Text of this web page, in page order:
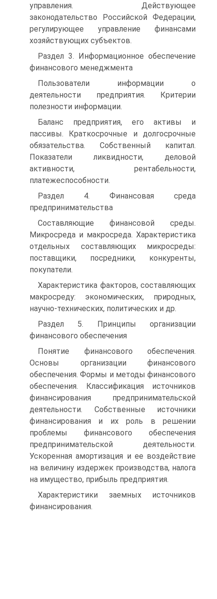
управления. Действующее
законодательство Российской Федерации,
регулирующее управление финансами
хозяйствующих субъектов.
Раздел 3. Информационное обеспечение
финансового менеджмента
Пользователи информации о
деятельности предприятия. Критерии
полезности информации.
Баланс предприятия, его активы и
пассивы. Краткосрочные и долгосрочные
обязательства. Собственный капитал.
Показатели ликвидности, деловой
активности, рентабельности,
платежеспособности.
Раздел 4. Финансовая среда
предпринимательства
Составляющие финансовой среды.
Микросреда и макросреда. Характеристика
отдельных составляющих микросреды:
поставщики, посредники, конкуренты,
покупатели.
Характеристика факторов, составляющих
макросреду: экономических, природных,
научно-технических, политических и др.
Раздел 5. Принципы организации
финансового обеспечения
Понятие финансового обеспечения.
Основы организации финансового
обеспечения. Формы и методы финансового
обеспечения. Классификация источников
финансирования предпринимательской
деятельности. Собственные источники
финансирования и их роль в решении
проблемы финансового обеспечения
предпринимательской деятельности.
Ускоренная амортизация и ее воздействие
на величину издержек производства, налога
на имущество, прибыль предприятия.
Характеристики заемных источников
финансирования.